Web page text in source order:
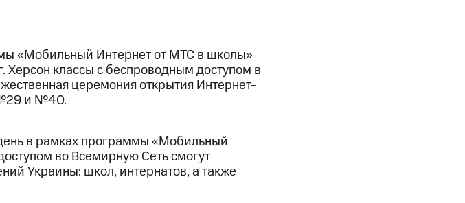
«Мобильный Интернет от МТС в школы»
Херсон классы с беспроводным доступом в
церемония открытия Интернет-
и №40.
в рамках программы «Мобильный
во Всемирную Сеть смогут
Украины: школ, интернатов, а также